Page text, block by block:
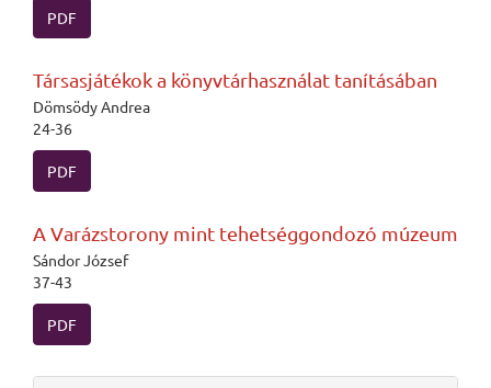
PDF
Társasjátékok a könyvtárhasználat tanításában
Dömsödy Andrea
24-36
PDF
A Varázstorony mint tehetséggondozó múzeum
Sándor József
37-43
PDF